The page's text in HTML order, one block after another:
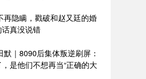
再隐瞒，戳破和赵又廷的婚
真没说错
｜8090后集体叛逆刷屏：
是他们不想再当“正确的大